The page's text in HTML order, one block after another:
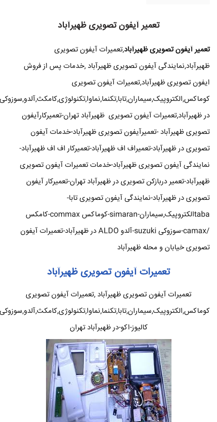
تعمیر آیفون تصویری ظهیرآباد
تعمیر آیفون تصویری ظهیرآباد,تعمیرات آیفون تصویری
ظهیرآباد,نمایندگی آیفون تصویری ظهیرآباد ,خدمات پس از فروش
ایفون تصویری ظهیرآباد,تعمیرات آیفون تصویری
کوماکس,الکتروپیک,سیماران,تابا,تکنما,نماوا,تکنولوژی,کامکث,آلدو,سوزوکی
در ظهیرآباد,تعمیرات آیفون تصویری ظهیرآباد تهران-تعمیرکارآیفون
تصویری ظهیرآباد -تعمیرآیفون تصویری ظهیرآباد-خدمات آیفون
تصویری در ظهیرآباد-تعمیراف اف ظهیرآباد-تعمیرکار اف اف ظهیرآباد-
نمایندگی آیفون تصویری ظهیرآباد-خدمات تعمیرات آیفون تصویری
ظهیرآباد-تعمیر دربازکن تصویری در ظهیرآباد تهران-تعمیرکار آیفون
تصویری در ظهیرآباد-نمایندگی آیفون تصویری تابا-
tabaالکتروپیک,سیماران-simaran-کوماکس commax-کامکس
/camax-سوزوکی suzuki-آلدو ALDO در ظهیرآباد-تعمیرات آیفون
تصویری خیابان و محله ظهیرآباد
تعمیرات آیفون تصویری ظهیرآباد
تعمیرات آیفون تصویری ظهیرآباد ,تعمیرات آیفون تصویری
کوماکس,الکتروپیک,سیماران,تابا,تکنما,نماوا,تکنولوژی,کامکث,آلدو,سوزوکی
کالیوز-اکو-در ظهیرآباد تهران